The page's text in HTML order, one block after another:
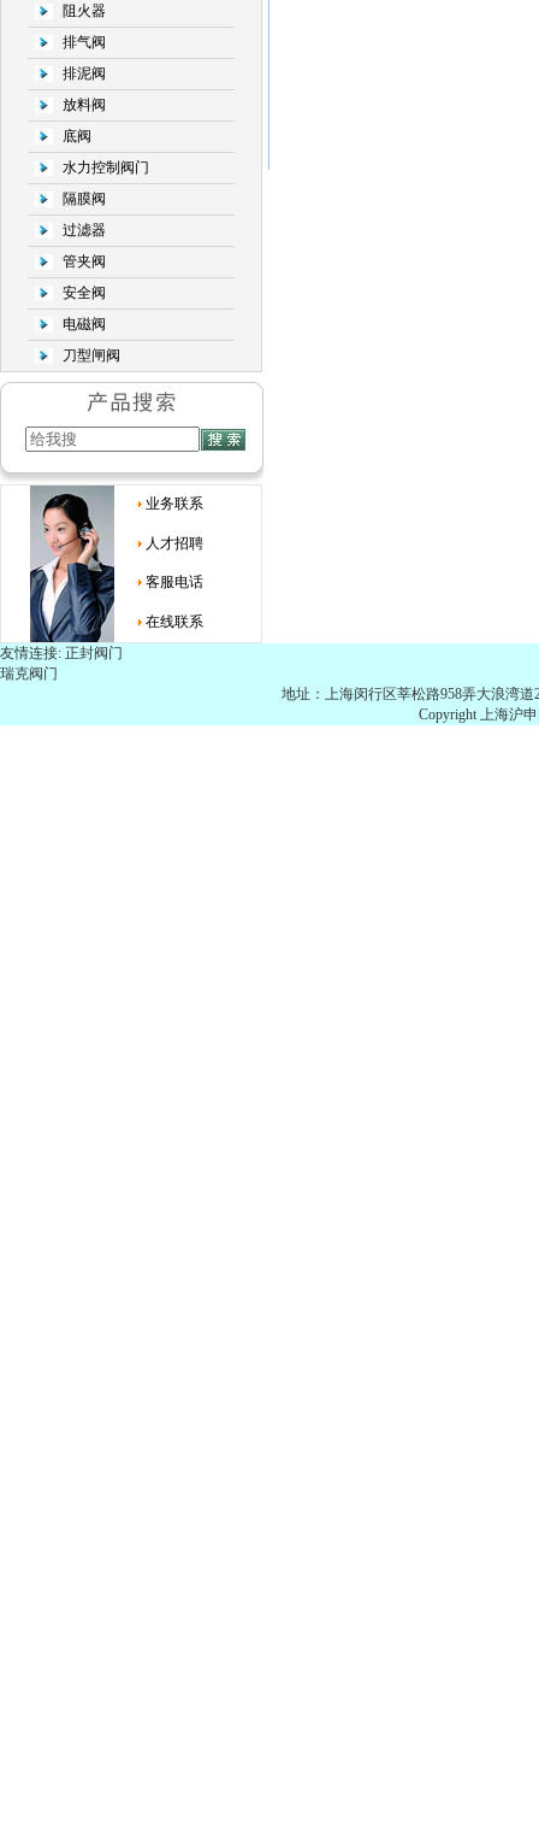
阻火器
排气阀
排泥阀
放料阀
底阀
水力控制阀门
隔膜阀
过滤器
管夹阀
安全阀
电磁阀
刀型闸阀
业务联系
人才招聘
客服电话
在线联系
友情连接: 正封阀门
瑞克阀门
地址：上海闵行区莘松路958弄大浪湾道
Copyright 上海沪